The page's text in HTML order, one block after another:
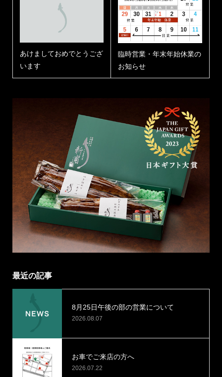
あけましておめでとうござ
います
臨時営業・年末年始休業の
お知らせ
最近の記事
8月25日午後の部の営業について
2026.08.07
お車でご来店の方へ
2026.07.22